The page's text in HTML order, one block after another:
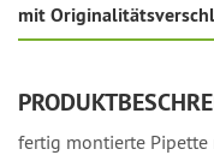
mit
fertig montierte Pipette